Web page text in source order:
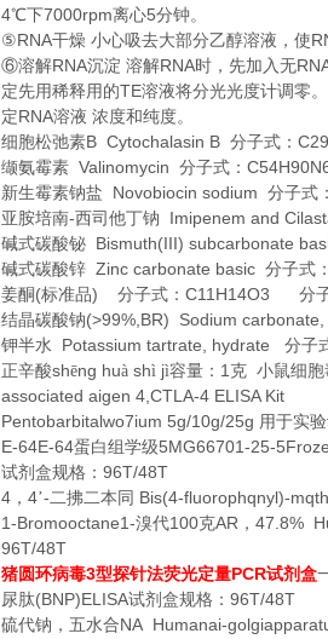
4℃下7000rpm离心5分钟。
⑤RNA干燥 小心吸去大部分乙醇溶液，使
⑥溶解RNA沉淀 溶解RNA时，先加入无
定先用稀释用的TE溶液将分光光度计调零
定RNA溶液 浓度和纯度。
细胞松弛素B Cytochalasin B 分子式：
缬氨霉素 Valinomycin 分子式：
新生霉素钠盐 Novobiocin sodium 分子式：
亚胺培南-西司他丁钠 Imipenem and
碱式碳酸铋 Bismuth(III) subcarbonate
碱式碳酸锌 Zinc carbonate basic 分子式：
姜酮 (标准品) 分子式： C11H14O3 分
结晶碳酸钠(>99%,BR) Sodium
钾半水 Potassium tartrate, hydrate 分子
正辛酸shēng huà shì jì容量： 1 克 小鼠细胞
associated aigen 4,CTLA-4 ELISA Kit
Pentobarbitalwo7ium 5g/10g/25g 用于实
E-64E-64蛋白组学级5MG66701-25-
试剂盒规格： 96T/48T
4 ， 4’-二拂二本同 Bis(4-fluorophqnyl)-
1-Bromooctane1-溴代100克AR ， 47.8%
96T/48T
猪圆环病毒3型探针法荧光定量PCR试剂盒
尿肽(BNP)ELISA试剂盒规格： 96T/48T
硫代钠，五水合NA Humanai-